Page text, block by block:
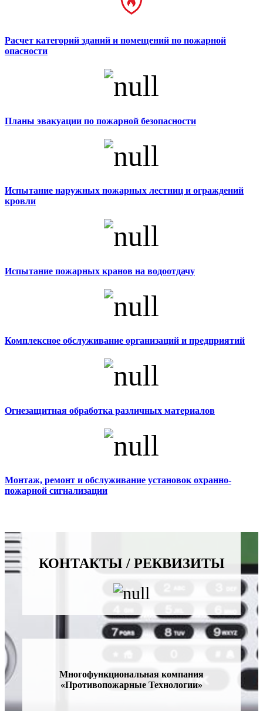
Расчет категорий зданий и помещений по пожарной
опасности
Планы эвакуации по пожарной безопасности
Испытание наружных пожарных лестниц и ограждений
кровли
Испытание пожарных кранов на водоотдачу
Комплексное обслуживание организаций и предприятий
Огнезащитная обработка различных материалов
Монтаж, ремонт и обслуживание установок охранно-
пожарной сигнализации
КОНТАКТЫ / РЕКВИЗИТЫ
Многофункциональная компания
«Противопожарные Технологии»